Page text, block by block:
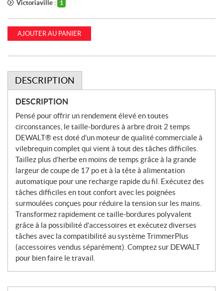
Victoriaville : 1
AJOUTER AU PANIER
DESCRIPTION
DESCRIPTION
Pensé pour offrir un rendement élevé en toutes
circonstances, le taille-bordures à arbre droit 2 temps
DEWALT® est doté d’un moteur de qualité commerciale à
vilebrequin complet qui vient à tout des tâches difficiles.
Taillez plus d’herbe en moins de temps grâce à la grande
largeur de coupe de 17 po et à la tête à alimentation
automatique pour une recharge rapide du fil. Exécutez des
tâches difficiles en tout confort avec les poignées
surmoulées conçues pour réduire la tension sur les mains.
Transformez rapidement ce taille-bordures polyvalent
grâce à la possibilité d’accessoires et exécutez diverses
tâches avec la compatibilité au système TrimmerPlus
(accessoires vendus séparément). Comptez sur DEWALT
pour bien faire le travail.